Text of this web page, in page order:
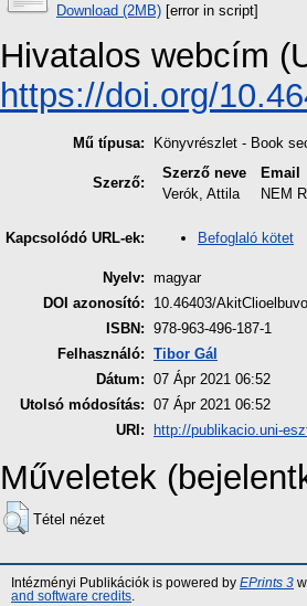
Download (2MB) [error in script]
Hivatalos webcím
https://doi.org/
Mű típusa: Könyvrészlet - Book
Szerző:
Szerző neve Email
Verók, Attila
NEM
Kapcsolódó URL-ek: Befoglaló kötet
Nyelv: magyar
DOI azonosító:
10.46403/
ISBN: 978-963-496-187-1
Felhasználó: Tibor Gál
Dátum: 07 Ápr 2021 06:52
Utolsó módosítás: 07 Ápr 2021 06:52
URI:
http://publikacio.uni-
Műveletek
Tétel nézet
Intézményi Publikációk is powered by EPrints 3
and software credits